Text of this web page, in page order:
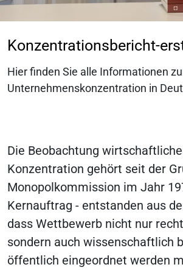
Konzentrationsbericht-
Hier finden Sie alle Informationen
Unternehmenskonzentration in
Die Beobachtung
Konzentration gehört seit der
Monopolkommission im Jahr
Kernauftrag - entstanden aus
dass Wettbewerb nicht nur
sondern auch wissenschaftlich
öffentlich eingeordnet werden